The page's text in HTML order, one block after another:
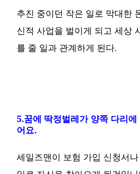
추진 중이던 작은 일로 막대한
신적 사업을 벌이게 되고 세상
를 줄 일과 관계하게 된다.
5.꿈에 딱정벌레가 양쪽 다리에
어요.
세일즈맨이 보험 가입 신청서